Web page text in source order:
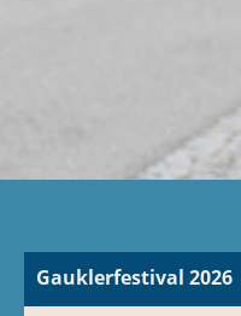
Gauklerfestival 2026